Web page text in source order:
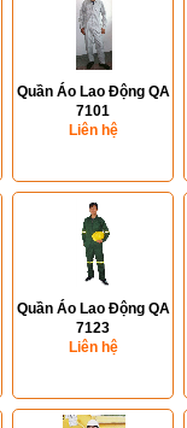
Quần Áo Lao Động QA
7101
Liên hệ
Quần Áo Lao Động QA
7123
Liên hệ